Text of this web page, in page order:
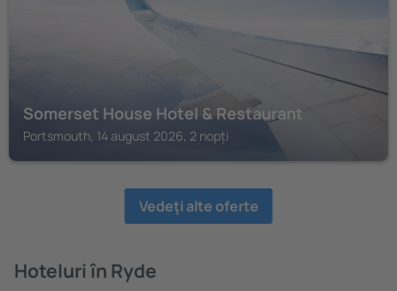
Somerset House Hotel & Restaurant
Portsmouth, 14 august 2026, 2 nopți
Vedeţi alte oferte
Hoteluri în Ryde